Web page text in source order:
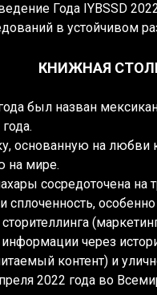
Года IYBSSD
в устойчивом
КНИЖНАЯ
был назван
основанную на
на мире.
сосредоточена на
сплоченность,
через
контент) и
2022 года во